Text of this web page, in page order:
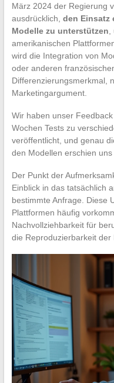
März 2024 der Regierung
ausdrücklich, den Einsatz
Modelle zu unterstützen
amerikanischen
wird die Integration von
oder anderen
Differenzierungsmerkmal,
Marketingargument.
Wir haben unser
Wochen Tests zu
veröffentlicht, und genau
den Modellen erschien
Der Punkt der
Einblick in das tatsächlich
bestimmte Anfrage. Diese
Plattformen häufig
Nachvollziehbarkeit für
die Reproduzierbarkeit der